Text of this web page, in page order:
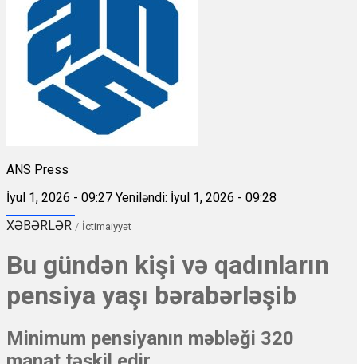
ANS Press
İyul 1, 2026 - 09:27 Yeniləndi: İyul 1, 2026 - 09:28
XƏBƏRLƏR / İctimaiyyət
Bu gündən kişi və qadınların
pensiya yaşı bərabərləşib
Minimum pensiyanın məbləği 320